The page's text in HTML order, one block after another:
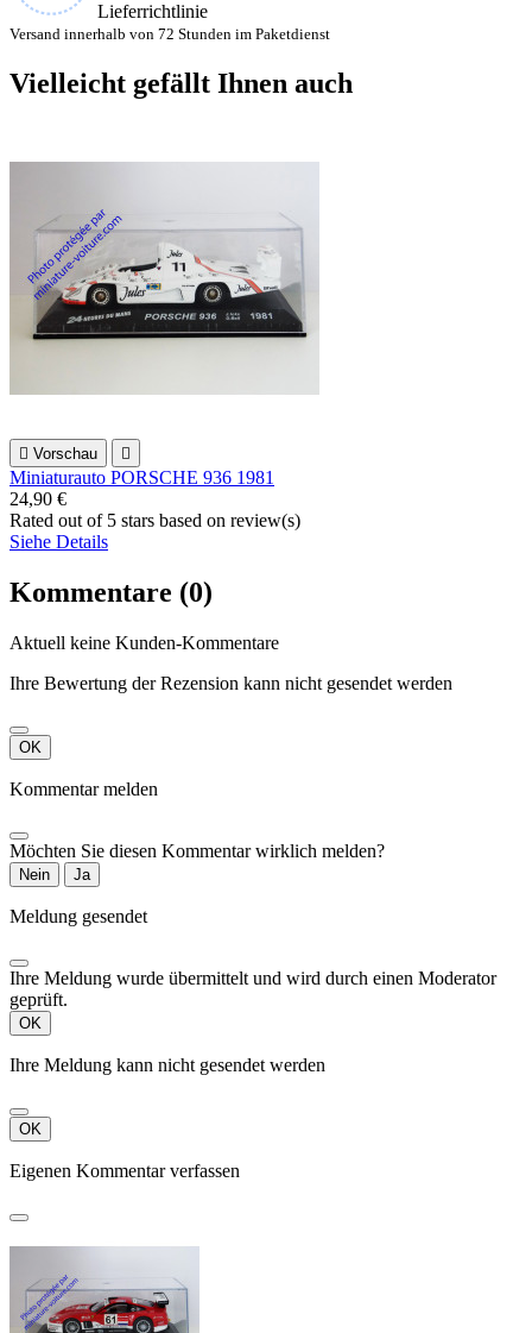
Lieferrichtlinie
Versand innerhalb von 72 Stunden im Paketdienst
Vielleicht gefällt Ihnen auch
 Vorschau 
Miniaturauto PORSCHE 936 1981
24,90 €
Rated out of 5 stars based on review(s)
Siehe Details
Kommentare (0)
Aktuell keine Kunden-Kommentare
Ihre Bewertung der Rezension kann nicht gesendet werden
OK
Kommentar melden
Möchten Sie diesen Kommentar wirklich melden?
Nein Ja
Meldung gesendet
Ihre Meldung wurde übermittelt und wird durch einen Moderator
geprüft.
OK
Ihre Meldung kann nicht gesendet werden
OK
Eigenen Kommentar verfassen